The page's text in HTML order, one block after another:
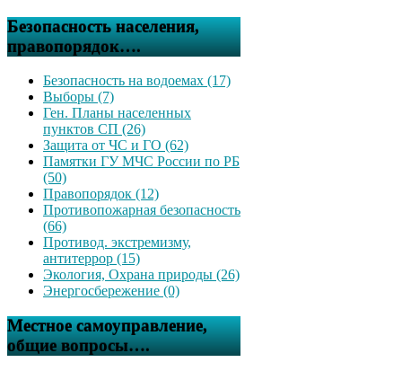
Безопасность населения,
правопорядок….
Безопасность на водоемах (17)
Выборы (7)
Ген. Планы населенных
пунктов СП (26)
Защита от ЧС и ГО (62)
Памятки ГУ МЧС России по РБ
(50)
Правопорядок (12)
Противопожарная безопасность
(66)
Противод. экстремизму,
антитеррор (15)
Экология, Охрана природы (26)
Энергосбережение (0)
Местное самоуправление,
общие вопросы….